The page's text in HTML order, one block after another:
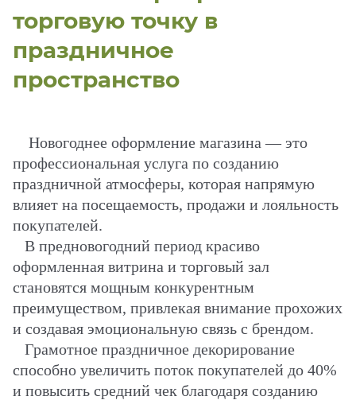
торговую точку в
праздничное
пространство
Новогоднее оформление магазина — это
профессиональная услуга по созданию
праздничной атмосферы, которая напрямую
влияет на посещаемость, продажи и лояльность
покупателей.
В предновогодний период красиво
оформленная витрина и торговый зал
становятся мощным конкурентным
преимуществом, привлекая внимание прохожих
и создавая эмоциональную связь с брендом.
Грамотное праздничное декорирование
способно увеличить поток покупателей до 40%
и повысить средний чек благодаря созданию